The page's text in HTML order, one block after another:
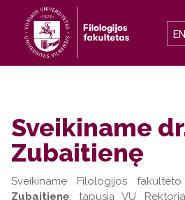
EN
Sveikiname
Zubaitienę
Sveikiname Filologijos
Zubaitienę, tapusią VU